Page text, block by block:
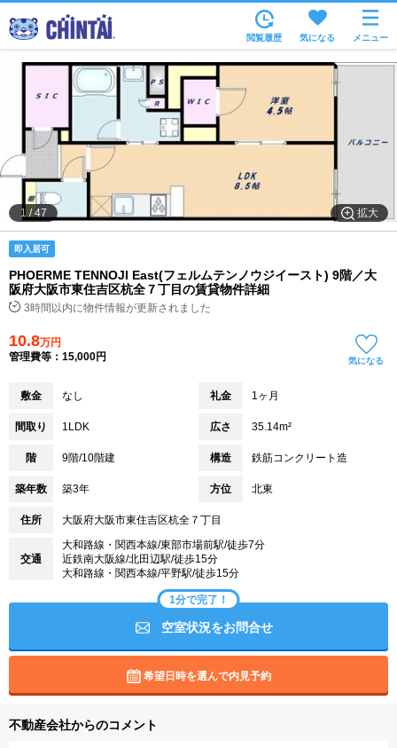
住所から
家賃相場から
物件特集から
不動産会社から
閲覧履歴 気になる メニュー
拡大
1 /47
即入居可
PHOERME TENNOJI East(フェルムテンノウジイースト) 9階／大
阪府大阪市東住吉区杭全７丁目の賃貸物件詳細
3時間以内に物件情報が更新されました
10.8万円
管理費等：15,000円
気になる
敷金 なし 礼金 1ヶ月
間取り 1LDK 広さ 35.14m²
階 9階/10階建 構造 鉄筋コンクリート造
築年数 築3年 方位 北東
住所 大阪府大阪市東住吉区杭全７丁目
交通
大和路線・関西本線/東部市場前駅/徒歩7分
近鉄南大阪線/北田辺駅/徒歩15分
大和路線・関西本線/平野駅/徒歩15分
1分で完了！
空室状況をお問合せ
希望日時を選んで内見予約
不動産会社からのコメント